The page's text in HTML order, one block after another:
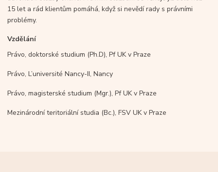
15 let a rád klientům pomáhá, když si nevědí rady s právními
problémy.
Vzdělání
Právo, doktorské studium (Ph.D), Pf UK v Praze
Právo, L’université Nancy-II, Nancy
Právo, magisterské studium (Mgr.), Pf UK v Praze
Mezinárodní teritoriální studia (Bc.), FSV UK v Praze